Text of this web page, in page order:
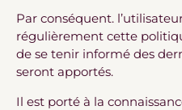
Par conséquent.
régulièrement cette
de se tenir informé des
seront apportés.
Il est porté à la